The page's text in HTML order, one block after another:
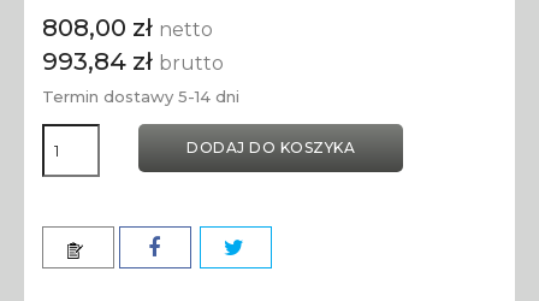
808,00 zł netto
993,84 zł brutto
Termin dostawy 5-14 dni
DODAJ DO KOSZYKA